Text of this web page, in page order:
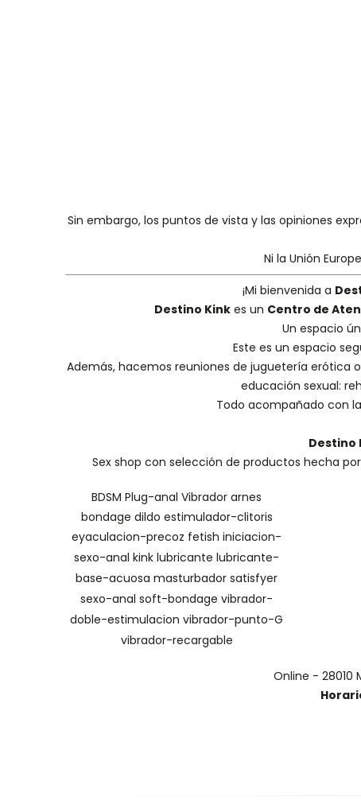
Sin embargo, los puntos de vista y las opiniones
Ni la Unión
¡Mi bienvenida a
Destino Kink es un Centro de
Un espacio
Este es un espacio
Además, hacemos reuniones de juguetería erótica
educación sexual:
Todo acompañado con
Destino
Sex shop con selección de productos hecha
BDSM Plug-anal Vibrador arnes
bondage dildo estimulador-clitoris
eyaculacion-precoz fetish iniciacion-
sexo-anal kink lubricante lubricante-
base-acuosa masturbador satisfyer
sexo-anal soft-bondage vibrador-
doble-estimulacion vibrador-punto-G
vibrador-recargable
Online - 28010